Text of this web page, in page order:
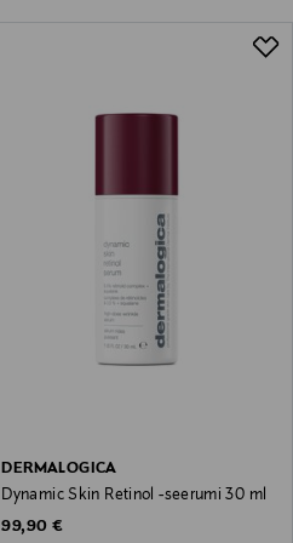
DERMALOGICA
Dynamic Skin Retinol -seerumi 30 ml
Original Price
99,90 €